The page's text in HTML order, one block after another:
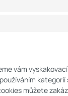
vám
můžete